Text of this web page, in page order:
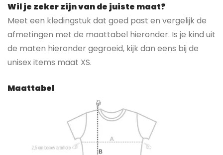
Wil je zeker zijn van de juiste maat?
Meet een kledingstuk dat goed past en vergelijk de
afmetingen met de maattabel hieronder. Is je kind uit
de maten hieronder gegroeid, kijk dan eens bij de
unisex items maat XS.
Maattabel